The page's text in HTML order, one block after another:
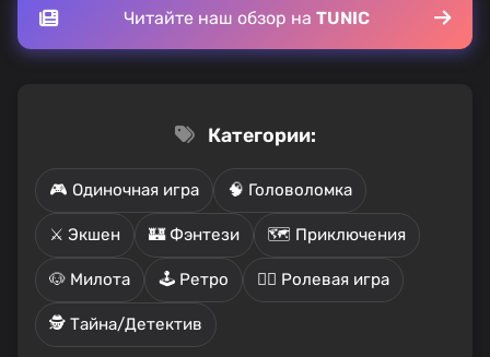
Читайте наш обзор на TUNIC
Категории:
🎮 Одиночная игра 🧠 Головоломка
⚔️ Экшен 🏰 Фэнтези 🗺️ Приключения
🐶 Милота 🕹️ Ретро 🧙‍♂️ Ролевая игра
🕵️ Тайна/Детектив